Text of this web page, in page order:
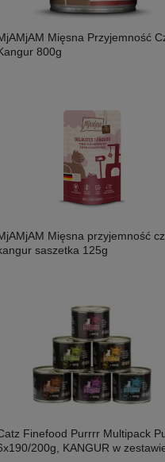
Shakery Sticks Kurczak I
Miękkie Paluszki Dla Kota!
Mięsna Przyjemność
800g
Mięsna przyjemność
saszetka 125g
Finefood Purrrr Multipack
200g, KANGUR w